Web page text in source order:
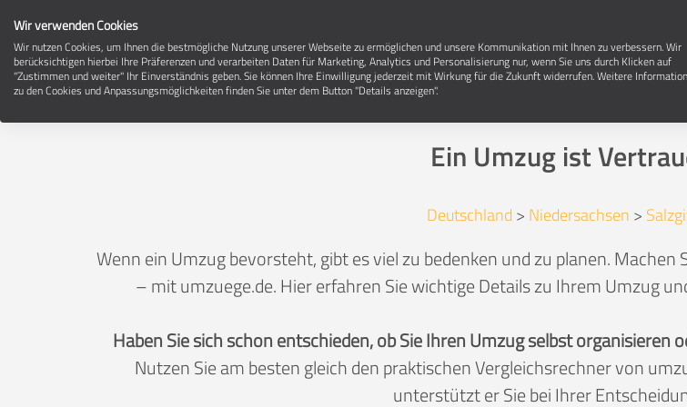
Umzug in 38259
Ein Umzug ist
Deutschland > Niedersachsen >
Wenn ein Umzug bevorsteht, gibt es viel zu bedenken und zu planen.
– mit umzuege.de. Hier erfahren Sie wichtige Details zu Ihrem Umzug
Haben Sie sich schon entschieden, ob Sie Ihren Umzug selbst
Nutzen Sie am besten gleich den praktischen Vergleichsrechner von
unterstützt er Sie bei Ihrer
Wir verwenden Cookies
Wir nutzen Cookies, um Ihnen die bestmögliche Nutzung unserer Webseite zu ermöglichen und unsere Kommunikation mit Ihnen zu verbessern. Wir
berücksichtigen hierbei Ihre Präferenzen und verarbeiten Daten für Marketing, Analytics und Personalisierung nur, wenn Sie uns durch Klicken auf
"Zustimmen und weiter" Ihr Einverständnis geben. Sie können Ihre Einwilligung jederzeit mit Wirkung für die Zukunft widerrufen. Weitere
zu den Cookies und Anpassungsmöglichkeiten finden Sie unter dem Button "Details anzeigen".